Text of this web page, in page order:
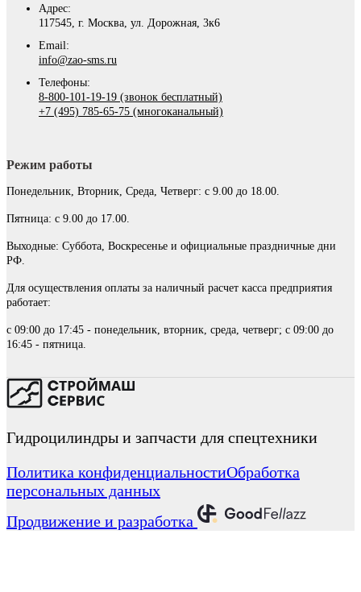
Адрес:
117545, г. Москва, ул. Дорожная, 3к6
Email:
info@zao-sms.ru
Телефоны:
8-800-101-19-19 (звонок бесплатный)
+7 (495) 785-65-75 (многоканальный)
Режим работы
Понедельник, Вторник, Среда, Четверг: с 9.00 до 18.00.
Пятница: с 9.00 до 17.00.
Выходные: Суббота, Воскресенье и официальные праздничные дни
РФ.
Для осуществления оплаты за наличный расчет касса предприятия
работает:
с 09:00 до 17:45 - понедельник, вторник, среда, четверг; с 09:00 до
16:45 - пятница.
Гидроцилиндры и запчасти для спецтехники
Политика конфиденциальностиОбработка
персональных данных
Продвижение и разработка